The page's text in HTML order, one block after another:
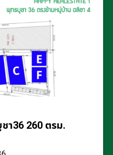
า36 260 ตรม.